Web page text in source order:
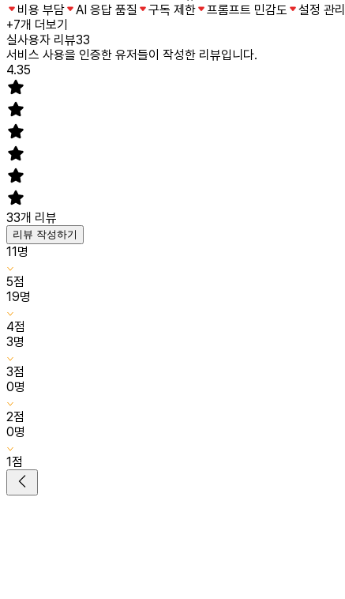
비용 부담
AI 응답 품질 구독 제한 프롬프트 민감도 설정 관
+7개 더보기
실사용자 리뷰33
서비스 사용을 인증한 유저들이 작성한 리뷰입니다.
4.35
33개 리뷰
리뷰 작성하기
11명
5점
19명
4점
3명
3점
0명
2점
0명
1점